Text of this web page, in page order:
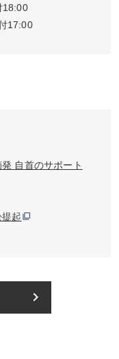
18:00
17:00
自首のサポート
起
keyboard_arrow_right